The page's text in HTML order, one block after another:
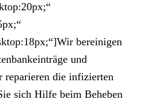
bereinigen
und
reparieren die infizierten
sich Hilfe beim Beheben